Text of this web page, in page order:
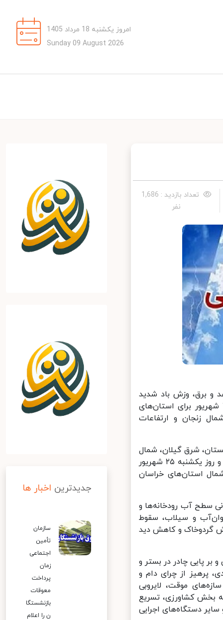
امروز یکشنبه 18 مرداد 1405
Sunday 09 August 2026
تعداد بازدید : 1,686
نفر
و برق، وزش باد شدید
برخی نقاط گردوخاک، در نقاط مستعد بارش تگرگ روز جمعه ۲۳ شهریور برای استان‌های
زنجان و ارتفاعات
گلستان، شرق گیلان، شمال
سمنان، شمال و شرق تهران، شمال و غرب خراسان شمالی و ارتفاعات البرز و روز یکشنبه ۲۵ شهریور
استان‌های خراسان
سطح آب رودخانه‌ها و
و سیلاب، سقوط
گردوخاک و کاهش دید
پایی چادر در بستر و
پرهیز از چرای دام و
موقت، لایروبی
بخش کشاورزی، تسریع
دستگاه‌های اجرایی
جدیدترین اخبار ها
سازمان
تأمین
اجتماعی
زمان
پرداخت
معوقات
بازنشستگا
ن را اعلام